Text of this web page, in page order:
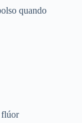
quando
flúor